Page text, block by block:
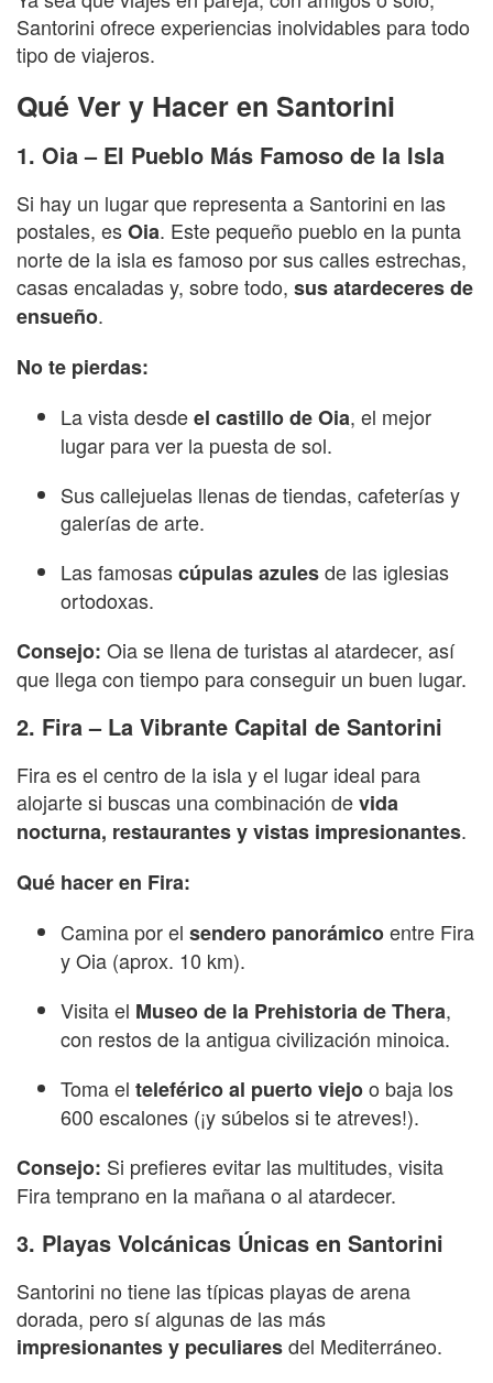
Santorini ofrece experiencias inolvidables para todo
tipo de viajeros.
Qué Ver y Hacer en Santorini
1. Oia – El Pueblo Más Famoso de la Isla
Si hay un lugar que representa a Santorini en las
postales, esOia. Este pequeño pueblo en la punta
norte de la isla es famoso por sus calles estrechas,
casas encaladas y, sobre todo, sus atardeceres de
ensueño.
No te pierdas:
La vista desdeel castillo de Oia, el mejor
lugar para ver la puesta de sol.
Sus callejuelas llenas de tiendas, cafeterías y
galerías de arte.
Las famosascúpulas azulesde las iglesias
ortodoxas.
Consejo: Oia se llena de turistas al atardecer, así
que llega con tiempo para conseguir un buen lugar.
2. Fira – La Vibrante Capital de Santorini
Fira es el centro de la isla y el lugar ideal para
alojarte si buscas una combinación devida
nocturna, restaurantes y vistas impresionantes.
Qué hacer en Fira:
Camina por el sendero panorámicoentre Fira
y Oia (aprox. 10 km).
Visita el Museo de la Prehistoria de Thera,
con restos de la antigua civilización minoica.
Toma el teleférico al puerto viejoo baja los
600 escalones (¡y súbelos si te atreves!).
Consejo: Si prefieres evitar las multitudes, visita
Fira temprano en la mañana o al atardecer.
3. Playas Volcánicas Únicas en Santorini
Santorini no tiene las típicas playas de arena
dorada, pero sí algunas de las más
impresionantes y peculiaresdel Mediterráneo.